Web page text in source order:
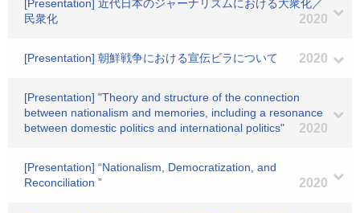
[Presentation] 近代日本のジャーナリズムにおける大衆化／
民衆化
2020
[Presentation] 朝鮮戦争における宣伝ビラについて 2020
[Presentation] "Theory and structure of the connection
between nationalism and memories, including a resonance
between domestic politics and international politics"
2020
[Presentation] “Nationalism, Democratization, and
Reconciliation ”
2020